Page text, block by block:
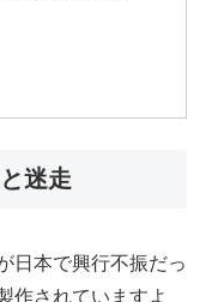
迷走
日本で興行不振だっ
作されていますよ